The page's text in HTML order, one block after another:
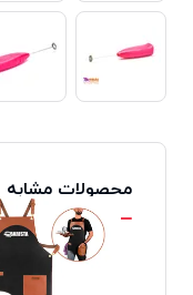
محصولات مشابه